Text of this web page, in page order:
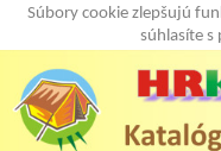
Súbory cookie zlepšujú
súhlasíte s